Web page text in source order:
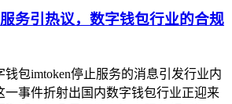
务引热议，数字钱包行业的合规
钱包imtoken停止服务的消息引发行业内
一事件折射出国内数字钱包行业正迎来